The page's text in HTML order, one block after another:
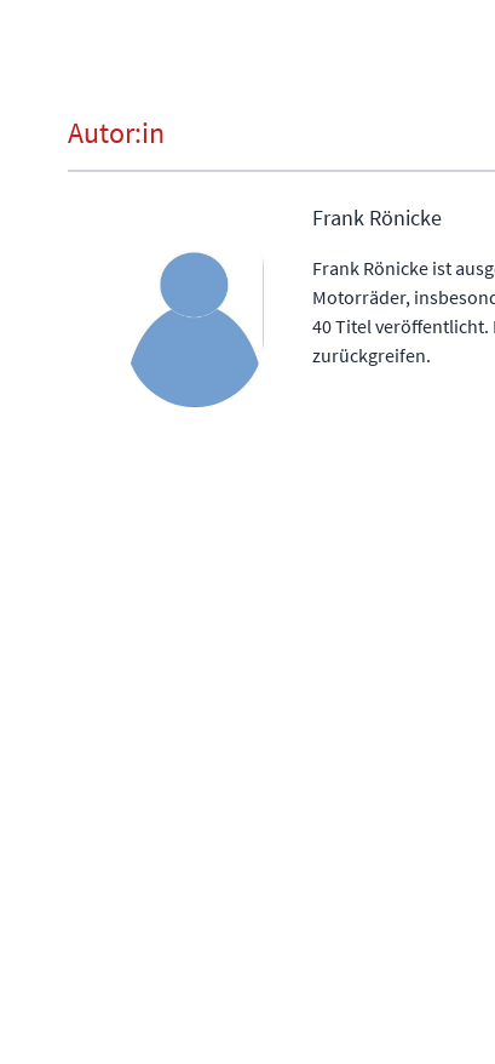
Autor:in
Frank Rönicke
Frank Rönicke ist
Motorräder,
40 Titel veröffentlicht.
zurückgreifen.